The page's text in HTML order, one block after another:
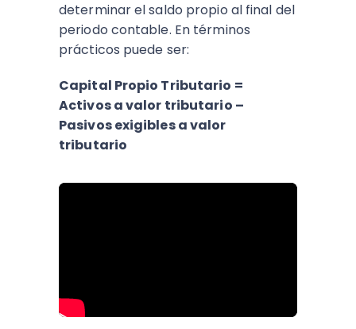
determinar el saldo propio al final del
periodo contable. En términos
prácticos puede ser:
Capital Propio Tributario =
Activos a valor tributario –
Pasivos exigibles a valor
tributario